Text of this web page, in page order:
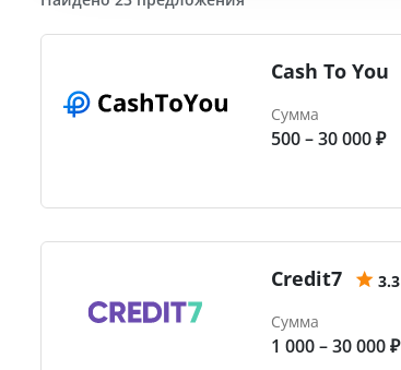
Cash To You
Сумма
500 – 30 000 ₽
Credit7 3.3
Сумма
1 000 – 30 000 ₽